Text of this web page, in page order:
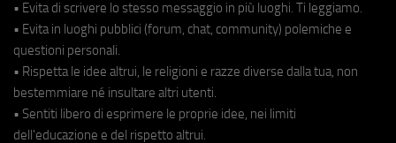
• Evita di scrivere lo stesso messaggio in più luoghi. Ti leggiamo.
• Evita in luoghi pubblici (forum, chat, community) polemiche e
questioni personali.
• Rispetta le idee altrui, le religioni e razze diverse dalla tua, non
bestemmiare né insultare altri utenti.
• Sentiti libero di esprimere le proprie idee, nei limiti
dell'educazione e del rispetto altrui.